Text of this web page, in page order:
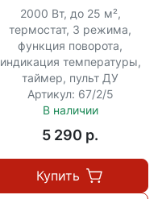
2000 Вт, до 25 м²,
термостат, 3 режима,
функция поворота,
индикация температуры,
таймер, пульт ДУ
Артикул: 67/2/5
В наличии
5 290 p.
Купить